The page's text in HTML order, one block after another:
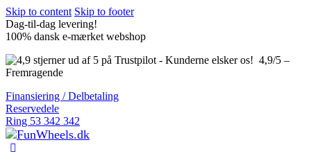
Skip to content Skip to footer
Dag-til-dag levering!
100% dansk e-mærket webshop
4,9/5 –
Fremragende
Finansiering / Delbetaling
Reservedele
Ring 53 342 342